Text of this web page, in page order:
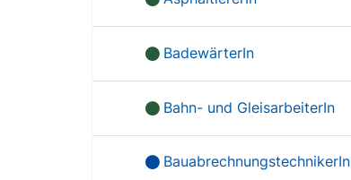
BadewärterIn
Bahn- und GleisarbeiterIn
BauabrechnungstechnikerIn